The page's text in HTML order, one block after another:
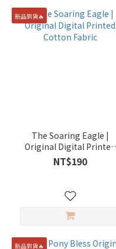
新品到貨🔥
The Soaring Eagle |
Original Digital Printed
Cotton Fabric
NT$190
新品到貨🔥